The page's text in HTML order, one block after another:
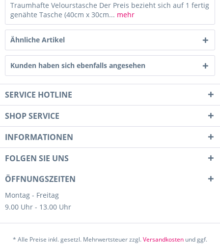
Traumhafte Velourstasche Der Preis bezieht sich auf 1 fertig
genähte Tasche (40cm x 30cm... mehr
Ähnliche Artikel
Kunden haben sich ebenfalls angesehen
SERVICE HOTLINE
SHOP SERVICE
INFORMATIONEN
FOLGEN SIE UNS
ÖFFNUNGSZEITEN
Montag - Freitag
9.00 Uhr - 13.00 Uhr
* Alle Preise inkl. gesetzl. Mehrwertsteuer zzgl.Versandkosten und ggf.